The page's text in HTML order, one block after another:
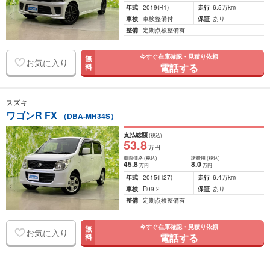
年式 2019(R1) 走行 6.5万km
車検 車検整備付 保証 あり
整備 定期点検整備有
お気に入り 無
料
今すぐ在庫確認・見積り依頼
電話する
スズキ
ワゴンR FX （DBA-MH34S）
支払総額(税込)
53.8万円
車両価格(税込)
45.8万円
諸費用 (税込)
8.0 万円
年式 2015(H27) 走行 6.4万km
車検
R09.2 保証 あり
整備 定期点検整備有
お気に入り 無
料
今すぐ在庫確認・見積り依頼
電話する